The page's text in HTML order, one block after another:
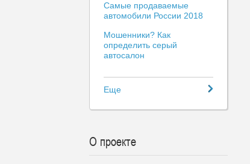
Самые продаваемые
автомобили России 2018
Мошенники? Как
определить серый
автосалон
Еще
О проекте